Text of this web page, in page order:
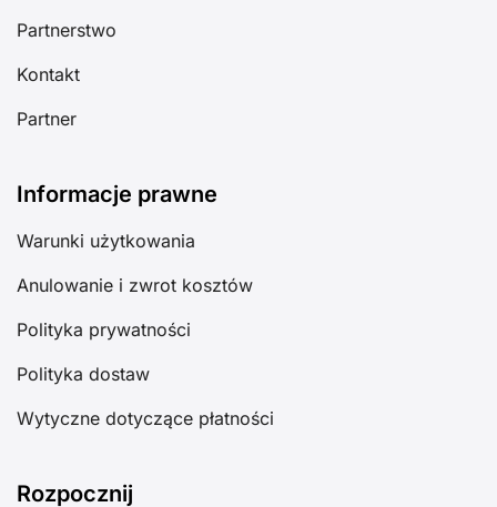
Partnerstwo
Kontakt
Partner
Informacje prawne
Warunki użytkowania
Anulowanie i zwrot kosztów
Polityka prywatności
Polityka dostaw
Wytyczne dotyczące płatności
Rozpocznij